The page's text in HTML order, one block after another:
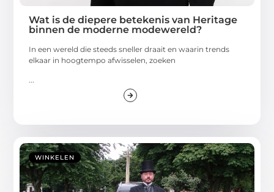
Wat is de diepere betekenis van Heritage
binnen de moderne modewereld?
In een wereld die steeds sneller draait en waarin trends
elkaar in hoogtempo afwisselen, zoeken
...
WINKELEN